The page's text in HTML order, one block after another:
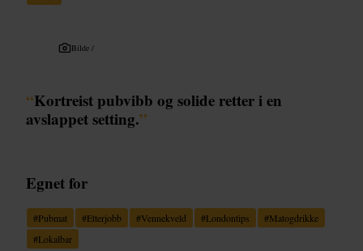
Bilde /
“Kortreist pubvibb og solide retter i en
avslappet setting.”
Egnet for
#Pubmat #Etterjobb #Vennekveld #Londontips #Matogdrikke
#Lokalbar